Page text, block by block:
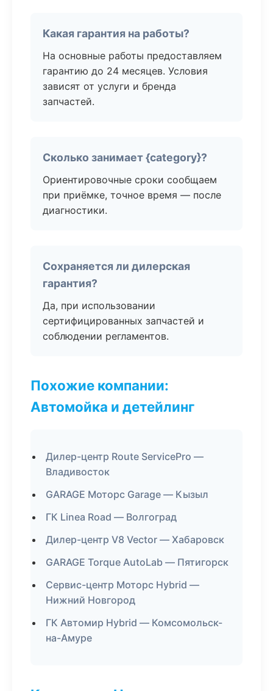
Какая гарантия на работы?
На основные работы предоставляем
гарантию до 24 месяцев. Условия
зависят от услуги и бренда
запчастей.
Сколько занимает {category}?
Ориентировочные сроки сообщаем
при приёмке, точное время — после
диагностики.
Сохраняется ли дилерская
гарантия?
Да, при использовании
сертифицированных запчастей и
соблюдении регламентов.
Похожие компании:
Автомойка и детейлинг
Дилер-центр Route ServicePro —
Владивосток
GARAGE Моторс Garage — Кызыл
ГК Linea Road — Волгоград
Дилер-центр V8 Vector — Хабаровск
GARAGE Torque AutoLab — Пятигорск
Сервис-центр Моторс Hybrid —
Нижний Новгород
ГК Автомир Hybrid — Комсомольск-
на-Амуре